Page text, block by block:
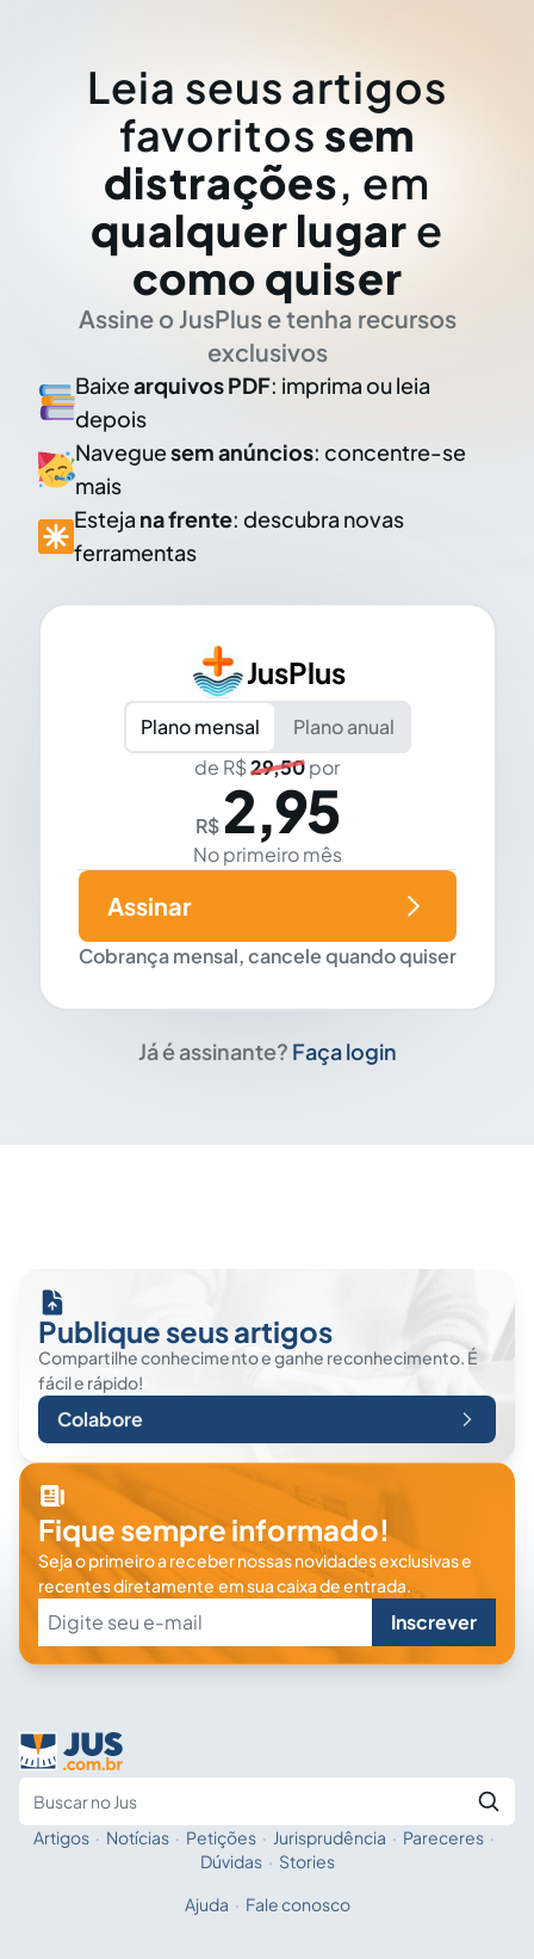
Leia seus artigos
favoritos sem
distrações, em
qualquer lugar e
como quiser
Assine o JusPlus e tenha recursos
exclusivos
Baixearquivos PDF: imprima ou leia
depois
Naveguesem anúncios: concentre-se
mais
Esteja na frente: descubra novas
ferramentas
JusPlus
Plano mensal
Plano anual
de R$29,50por
R$ 2,95
No primeiro mês
Cobrança mensal, cancele quando quiser
Assinar
Já é assinante? Faça login
Publique seus artigos
Compartilhe conhecimento e ganhe reconhecimento. É
fácil e rápido!
Colabore
Fique sempre informado!
Seja o primeiro a receber nossas novidades exclusivas e
recentes diretamente em sua caixa de entrada.
Inscrever
Fale com a IA
Artigos · Notícias · Petições · Jurisprudência · Pareceres ·
Dúvidas · Stories
Ajuda · Fale conosco